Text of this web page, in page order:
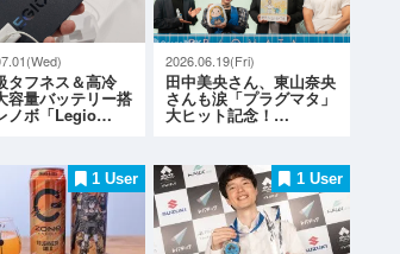
タフネス＆高冷
容量バッテリー搭
ノボ「Legio…
2026.06.19(Fri)
田中美央さん、東山奈央
さんも涙「プラグマタ」
大ヒット記念！…
1 User 1 User